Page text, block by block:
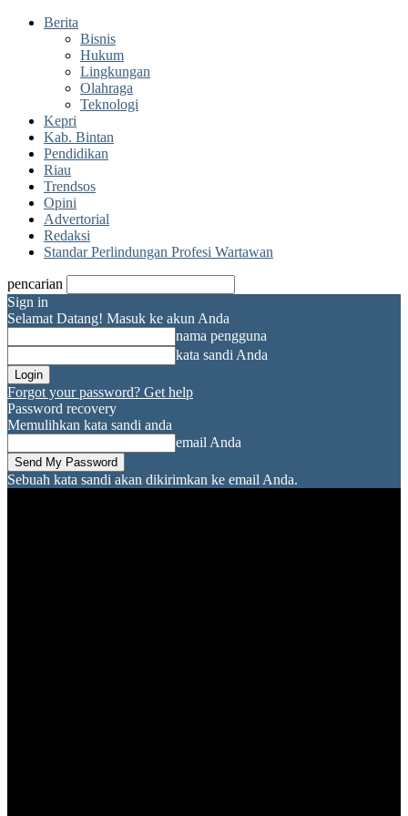
Berita
Bisnis
Hukum
Lingkungan
Olahraga
Teknologi
Kepri
Kab. Bintan
Pendidikan
Riau
Trendsos
Opini
Advertorial
Redaksi
Standar Perlindungan Profesi Wartawan
pencarian
Sign in
Selamat Datang! Masuk ke akun Anda
nama pengguna
kata sandi Anda
Forgot your password? Get help
Password recovery
Memulihkan kata sandi anda
email Anda
Sebuah kata sandi akan dikirimkan ke email Anda.